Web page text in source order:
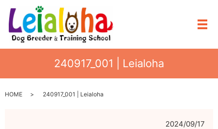
メ
240917_001 | Leialoha
HOME 240917_001 | Leialoha
2024/09/17